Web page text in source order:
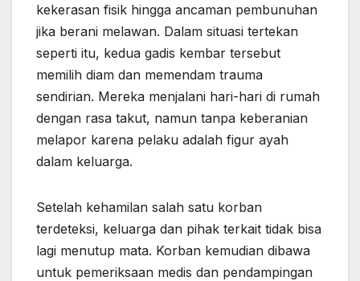
kekerasan fisik hingga ancaman pembunuhan
jika berani melawan. Dalam situasi tertekan
seperti itu, kedua gadis kembar tersebut
memilih diam dan memendam trauma
sendirian. Mereka menjalani hari-hari di rumah
dengan rasa takut, namun tanpa keberanian
melapor karena pelaku adalah figur ayah
dalam keluarga.
Setelah kehamilan salah satu korban
terdeteksi, keluarga dan pihak terkait tidak bisa
lagi menutup mata. Korban kemudian dibawa
untuk pemeriksaan medis dan pendampingan